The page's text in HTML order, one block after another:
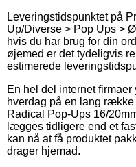
Leveringstidspunktet på
Up/Diverse > Pop Ups >
hvis du har brug for din
øjemed er det tydeligvis
estimerede
En hel del internet
hverdag på en lang
Radical Pop-Ups 16/
lægges tidligere end et
kan nå at få produktet
drager hjemad.